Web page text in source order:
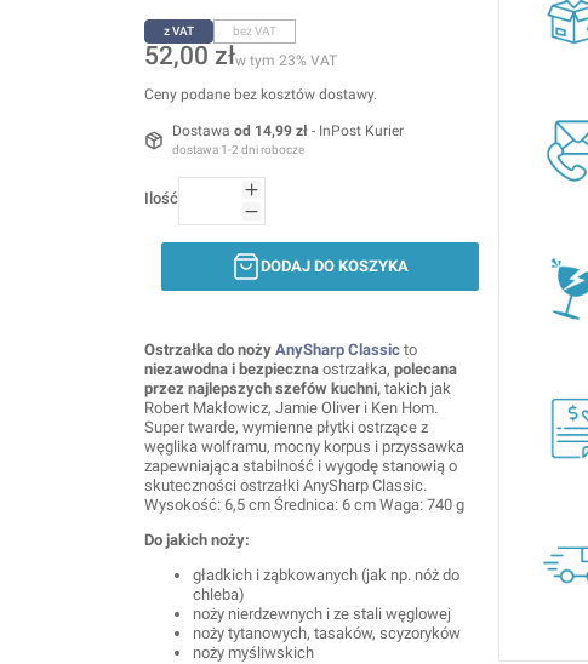
z VAT bez VAT
Cena
52,00 złw tym 23% VAT
w tym 23% VAT
Ceny podane bez kosztów dostawy.
Dostawa od 14,99 zł - InPost Kurier
dostawa 1-2 dni robocze
Ilość
DODAJ DO KOSZYKA
Ostrzałka do noży AnySharp Classic to
niezawodna i bezpieczna ostrzałka, polecana
przez najlepszych szefów kuchni, takich jak
Robert Makłowicz, Jamie Oliver i Ken Hom.
Super twarde, wymienne płytki ostrzące z
węglika wolframu, mocny korpus i przyssawka
zapewniająca stabilność i wygodę stanowią o
skuteczności ostrzałki AnySharp Classic.
Wysokość: 6,5 cm Średnica: 6 cm Waga: 740 g
Do jakich noży:
gładkich i ząbkowanych (jak np. nóż do
chleba)
noży nierdzewnych i ze stali węglowej
noży tytanowych, tasaków, scyzoryków
noży myśliwskich